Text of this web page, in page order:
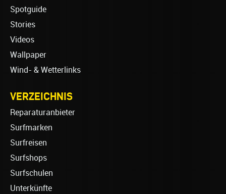
Spotguide
Stories
Videos
Wallpaper
Wind- & Wetterlinks
VERZEICHNIS
Reparaturanbieter
Surfmarken
Surfreisen
Surfshops
Surfschulen
Unterkünfte